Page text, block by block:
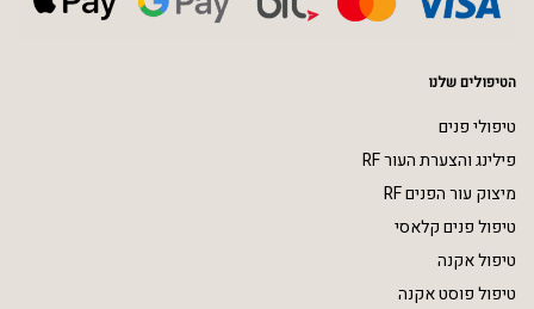
הטיפולים שלנו
טיפולי פנים
פילינג והצערת העור RF
מיצוק עור הפנים RF
טיפול פנים קלאסי
טיפול אקנה
טיפול פוסט אקנה